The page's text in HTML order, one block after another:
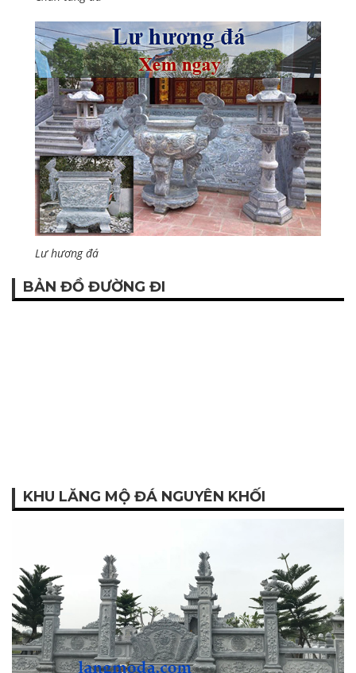
Lư hương đá
BẢN ĐỒ ĐƯỜNG ĐI
KHU LĂNG MỘ ĐÁ NGUYÊN KHỐI